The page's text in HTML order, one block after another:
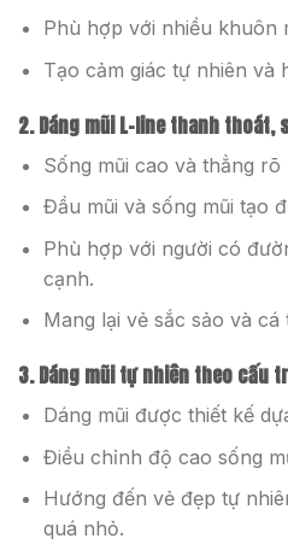
Phù hợp với nhiều khuôn
Tạo cảm giác tự nhiên và
2. Dáng mũi L-line thanh thoát,
Sống mũi cao và thẳng rõ
Đầu mũi và sống mũi tạo
Phù hợp với người có
cạnh.
Mang lại vẻ sắc sảo và cá
3. Dáng mũi tự nhiên theo cấu
Dáng mũi được thiết kế
Điều chỉnh độ cao sống
Hướng đến vẻ đẹp tự
quá nhỏ.